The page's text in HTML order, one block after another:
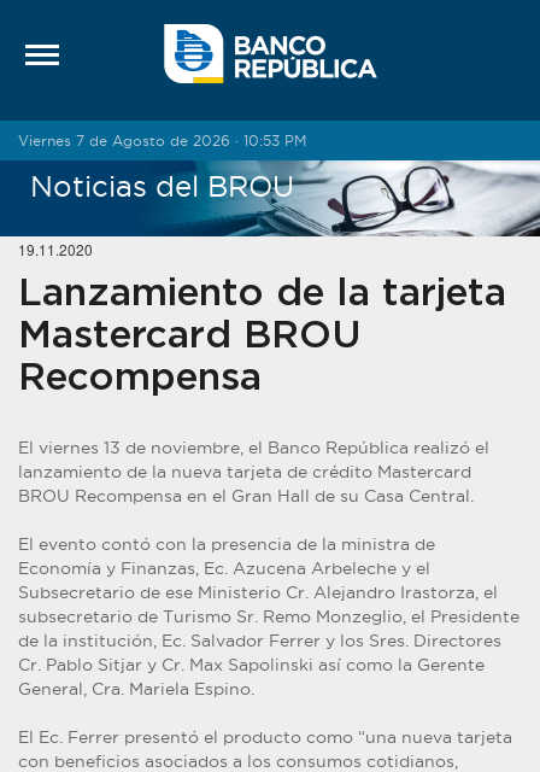
Viernes 7 de Agosto de 2026 · 10:53 PM
Noticias del BROU
19.11.2020
Lanzamiento de la tarjeta
Mastercard BROU
Recompensa
El viernes 13 de noviembre, el Banco República realizó el
lanzamiento de la nueva tarjeta de crédito Mastercard
BROU Recompensa en el Gran Hall de su Casa Central.
El evento contó con la presencia de la ministra de
Economía y Finanzas, Ec. Azucena Arbeleche y el
Subsecretario de ese Ministerio Cr. Alejandro Irastorza, el
subsecretario de Turismo Sr. Remo Monzeglio, el Presidente
de la institución, Ec. Salvador Ferrer y los Sres. Directores
Cr. Pablo Sitjar y Cr. Max Sapolinski así como la Gerente
General, Cra. Mariela Espino.
El Ec. Ferrer presentó el producto como “una nueva tarjeta
con beneficios asociados a los consumos cotidianos,